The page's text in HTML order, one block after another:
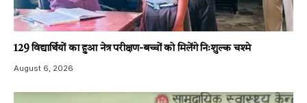
129 विद्यार्थियों का हुआ नेत्र परीक्षण-बच्चों को मिलेंगे निःशुल्क चश्मे
August 6, 2026